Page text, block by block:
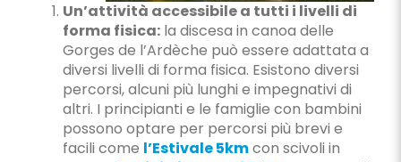
Un’attività accessibile a tutti i livelli di
forma fisica:la discesa in canoa delle
Gorges de l’Ardèche può essere adattata a
diversi livelli di forma fisica. Esistono diversi
percorsi, alcuni più lunghi e impegnativi di
altri. I principianti e le famiglie con bambini
possono optare per percorsi più brevi e
facili come l’Estivale 5kmcon scivoli in